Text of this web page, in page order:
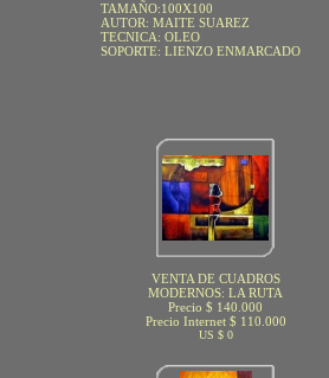
TAMAÑO:100X100
AUTOR: MAITE SUAREZ
TECNICA: OLEO
SOPORTE: LIENZO ENMARCADO
VENTA DE CUADROS
MODERNOS: LA RUTA
Precio $ 140.000
Precio Internet $ 110.000
US $ 0